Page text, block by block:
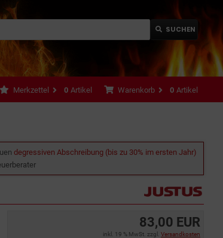
SUCHEN
Warenkorb 0 Artikel
Merkzettel 0 Artikel
degressiven Abschreibung (bis zu 30% im ersten Jahr)
83,00 EUR
inkl. 19 % MwSt. zzgl. Versandkosten